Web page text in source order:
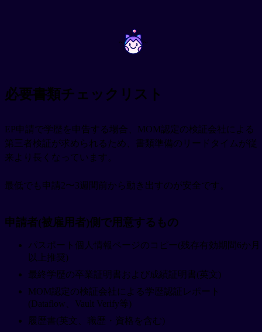
~ ~
必要書類チェックリスト
EP申請で学歴を申告する場合、MOM認定の検証会社による
第三者検証が求められるため、書類準備のリードタイムが従
来より長くなっています。
最低でも申請2〜3週間前から動き出すのが安全です。
申請者(被雇用者)側で用意するもの
パスポート個人情報ページのコピー(残存有効期間6か月
以上推奨)
最終学歴の卒業証明書および成績証明書(英文)
MOM認定の検証会社による学歴認証レポート
(Dataflow、Vault Verify等)
履歴書(英文、職歴・資格を含む)